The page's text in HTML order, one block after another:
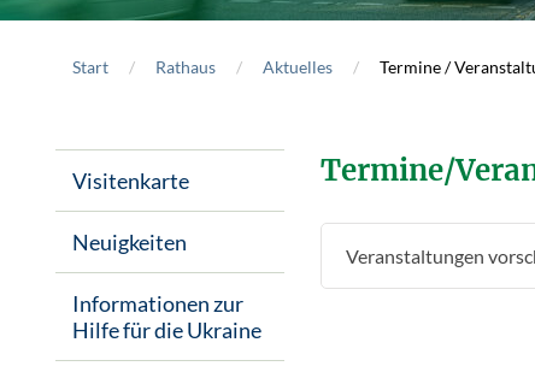
Start Rathaus Aktuelles Termine /
Visitenkarte
Neuigkeiten
Informationen zur
Hilfe für die Ukraine
Termine/
Veranstaltungen